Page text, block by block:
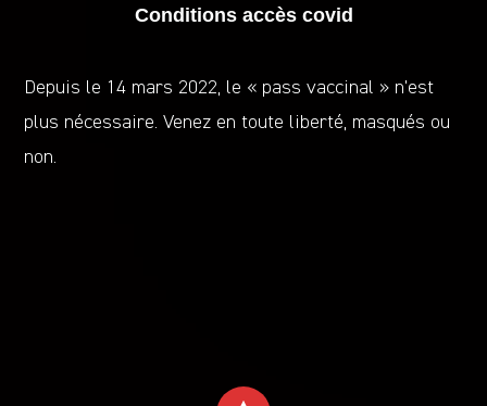
Conditions accès covid
Depuis le 14 mars 2022, le « pass vaccinal » n’est
plus nécessaire. Venez en toute liberté, masqués ou
non.